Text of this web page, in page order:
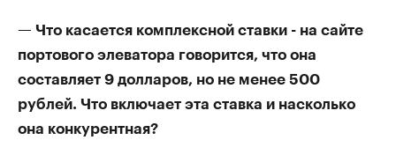
— Что касается комплексной ставки - на сайте
портового элеватора говорится, что она
составляет 9 долларов, но не менее 500
рублей. Что включает эта ставка и насколько
она конкурентная?